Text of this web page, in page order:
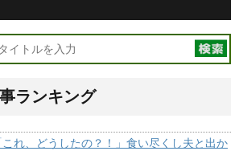
ランキング
これ、どうしたの？！」食い尽くし夫と出か